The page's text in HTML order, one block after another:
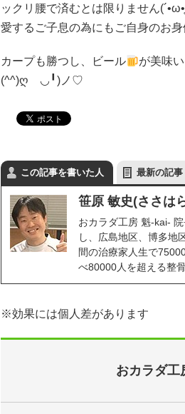
ックリ腰で済むとは限りません
愛するご子息の為にもご自身のお
カープも勝つし、ビール
が美味
(^^)ღゝ◡╹)ノ♡
この記事を書いた人 最新の記事
笹原 敏史(ささは
おカラダ工房 魁-kai-
し、広島地区、博多地
間の治療家人生で
べ80000人を超える整
※効果には個人差があります
おカラダ工